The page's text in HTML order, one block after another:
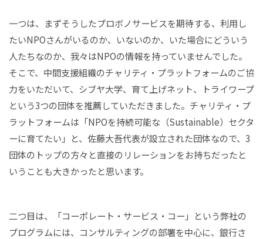
一つは、まずそうしたプロボノサービスを期待する、利用し
たいNPOさんがいるのか、いないのか、いた場合にどういう
人たちなのか、我々はNPOの情報を持っていませんでした。
そこで、中間支援組織のチャリティ・プラットフォームのご協
力をいただいて、シブヤ大学、育て上げネット、トライワープ
という3つの団体を推薦していただきました。チャリティ・プ
ラットフォームは「NPOを持続可能な（Sustainable）セクタ
ーに育てたい」と、佐藤大吾代表が設立された団体なので、3
団体のトップの方々と直接のリレーションをお持ちだったと
いうことも大きかったと思います。
二つ目は、「コーポレート・サービス・コー」という弊社の
プログラムには、コンサルティングの部署を中心に、銀行さ